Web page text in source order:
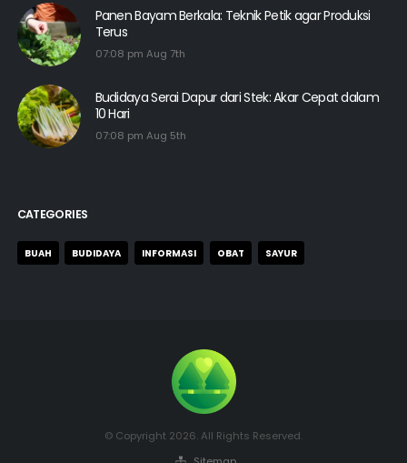
Panen Bayam Berkala: Teknik Petik agar Produksi
Terus
07:08 pm Aug 7th
Budidaya Serai Dapur dari Stek: Akar Cepat dalam
10 Hari
07:08 pm Aug 5th
CATEGORIES
BUAH BUDIDAYA INFORMASI OBAT SAYUR
© Copyright 2026. All Rights Reserved.